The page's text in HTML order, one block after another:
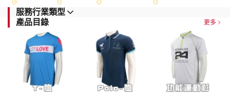
服務行業類型
產品目錄
更多